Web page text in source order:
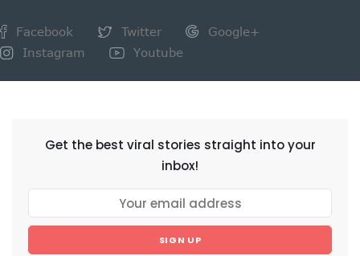
Facebook Twitter
Google+
Instagram
Youtube
Get the best viral stories straight into your
inbox!
SIGN UP